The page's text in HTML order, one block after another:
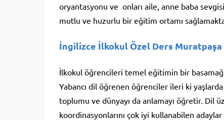
oryantasyonu ve onları aile, anne baba
mutlu ve huzurlu bir eğitim ortamı
İngilizce İlkokul Özel Ders Muratpaşa
İlkokul öğrencileri temel eğitimin bir
Yabancı dil öğrenen öğrenciler ileri ki
toplumu ve dünyayı da anlamayı öğretir. Dil
koordinasyonlarını çok iyi kullanabilen